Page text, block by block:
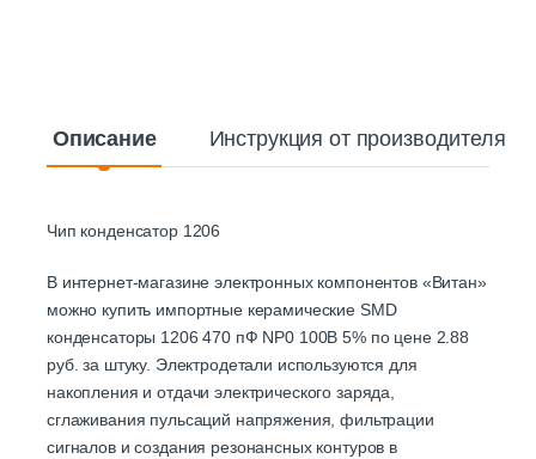
Описание Инструкция от производителя
Чип конденсатор 1206
В интернет-магазине электронных компонентов «Витан»
можно купить импортные керамические SMD
конденсаторы 1206 470 пФ NP0 100В 5% по цене 2.88
руб. за штуку. Электродетали используются для
накопления и отдачи электрического заряда,
сглаживания пульсаций напряжения, фильтрации
сигналов и создания резонансных контуров в